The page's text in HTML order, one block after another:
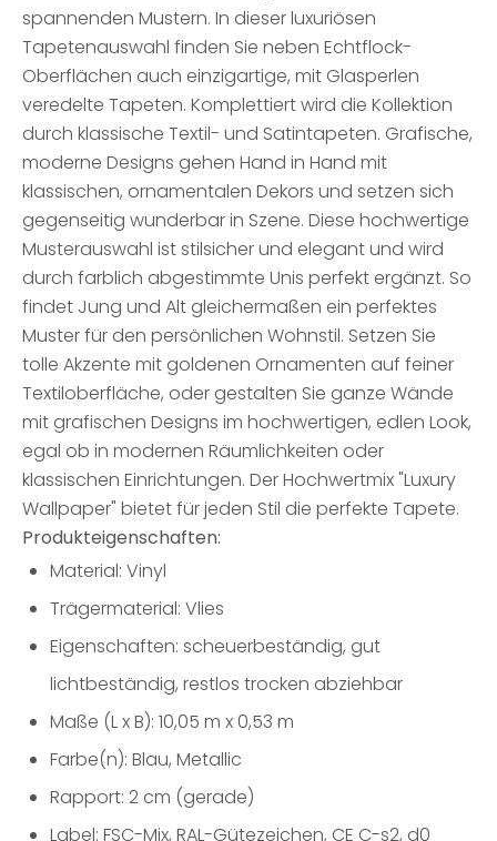
spannenden Mustern. In dieser luxuriösen
Tapetenauswahl finden Sie neben Echtflock-
Oberflächen auch einzigartige, mit Glasperlen
veredelte Tapeten. Komplettiert wird die Kollektion
durch klassische Textil- und Satintapeten. Grafische,
moderne Designs gehen Hand in Hand mit
klassischen, ornamentalen Dekors und setzen sich
gegenseitig wunderbar in Szene. Diese hochwertige
Musterauswahl ist stilsicher und elegant und wird
durch farblich abgestimmte Unis perfekt ergänzt. So
findet Jung und Alt gleichermaßen ein perfektes
Muster für den persönlichen Wohnstil. Setzen Sie
tolle Akzente mit goldenen Ornamenten auf feiner
Textiloberfläche, oder gestalten Sie ganze Wände
mit grafischen Designs im hochwertigen, edlen Look,
egal ob in modernen Räumlichkeiten oder
klassischen Einrichtungen. Der Hochwertmix "Luxury
Wallpaper" bietet für jeden Stil die perfekte Tapete.
Produkteigenschaften:
Material: Vinyl
Trägermaterial: Vlies
Eigenschaften: scheuerbeständig, gut
lichtbeständig, restlos trocken abziehbar
Maße (L x B): 10,05 m x 0,53 m
Farbe(n): Blau, Metallic
Rapport: 2 cm (gerade)
Label: FSC-Mix, RAL-Gütezeichen, CE C-s2, d0